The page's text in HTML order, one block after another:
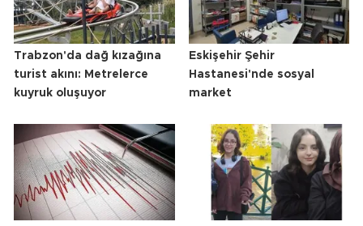
Trabzon'da dağ kızağına
turist akını: Metrelerce
kuyruk oluşuyor
Eskişehir Şehir
Hastanesi'nde sosyal
market